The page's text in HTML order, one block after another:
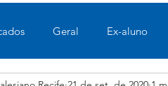
Geral Ex-aluno